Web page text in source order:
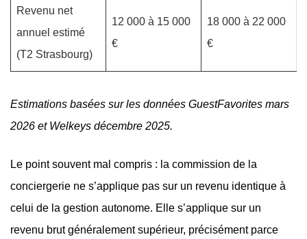
Revenu net
annuel estimé
(T2 Strasbourg)
12 000 à 15 000
€
18 000 à 22 000
€
Estimations basées sur les données GuestFavorites mars
2026 et Welkeys décembre 2025.
Le point souvent mal compris : la commission de la
conciergerie ne s’applique pas sur un revenu identique à
celui de la gestion autonome. Elle s’applique sur un
revenu brut généralement supérieur, précisément parce